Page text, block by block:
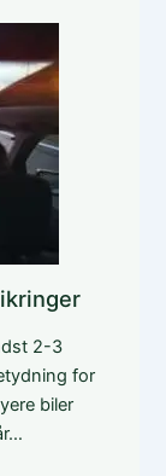
2-3
for
biler